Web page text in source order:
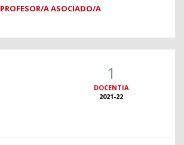
PROFESOR/A ASOCIADO/A
1
DOCENTIA
2021-22